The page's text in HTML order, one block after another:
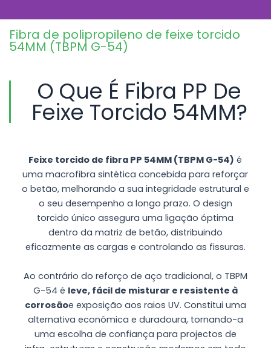
mm de alto desempenho, concebida
para melhorar significativamente o
desempenho do betão. Com
resistência avançada a fissuras,
reforço ideal para projectos de betão
residenciais, comerciais e industriais.
Fibra de polipropileno de feixe torcido
54MM (TBPM G-54)
O Que É Fibra PP De
Feixe Torcido 54MM?
Feixe torcido de fibra PP 54MM (TBPM G-54) é
uma macrofibra sintética concebida para reforçar
o betão, melhorando a sua integridade estrutural e
o seu desempenho a longo prazo. O design
torcido único assegura uma ligação óptima
dentro da matriz de betão, distribuindo
eficazmente as cargas e controlando as fissuras.
Ao contrário do reforço de aço tradicional, o TBPM
G-54 é leve, fácil de misturar e resistente à
corrosãoe exposição aos raios UV. Constitui uma
alternativa económica e duradoura, tornando-a
uma escolha de confiança para projectos de